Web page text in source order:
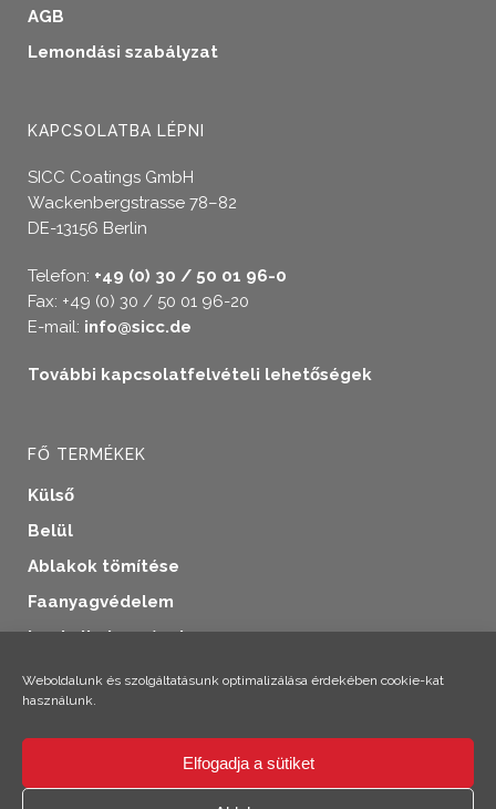
Weboldalunk és szolgáltatásunk optimalizálása érdekében cookie-kat
használunk.
Elfogadja a sütiket
AGB
Lemondási szabályzat
KAPCSOLATBA LÉPNI
SICC Coatings GmbH
Wackenbergstrasse 78–82
DE-13156 Berlin
Telefon: +49 (0) 30 / 50 01 96-0
Fax: +49 (0) 30 / 50 01 96-20
E-mail: info@sicc.de
További kapcsolatfelvételi lehetőségek
FŐ TERMÉKEK
Külső
Belül
Ablakok tömítése
Faanyagvédelem
Ipari alkalmazások
További termékek
Szia! Climo vagyok!